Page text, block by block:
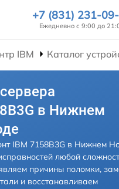
+7 (831) 231-
Ежедневно с 9:00 до
IBM Каталог
в Нижнем
IBM 7158B3G в Нижнем
любой
причины поломки,
и восстанавливаем